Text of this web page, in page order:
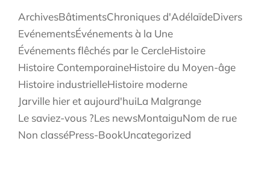
ArchivesBâtimentsChroniques d'AdélaïdeDivers
EvénementsÉvénements à la Une
Événements flêchés par le CercleHistoire
Histoire ContemporaineHistoire du Moyen-âge
Histoire industrielleHistoire moderne
Jarville hier et aujourd'huiLa Malgrange
Le saviez-vous ?Les newsMontaiguNom de rue
Non classéPress-BookUncategorized